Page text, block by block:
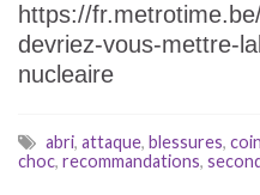
https://
devriez-vous-mettre-
nucleaire
abri, attaque, blessures, coin
choc, recommandations,